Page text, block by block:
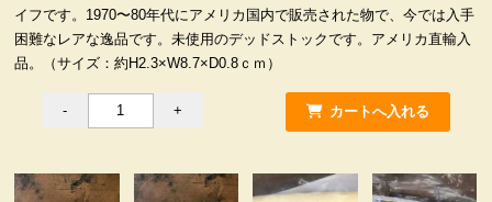
イフです。1970〜80年代にアメリカ国内で販売された物で、今では入手
困難なレアな逸品です。未使用のデッドストックです。アメリカ直輸入
品。（サイズ：約H2.3×W8.7×D0.8ｃｍ）